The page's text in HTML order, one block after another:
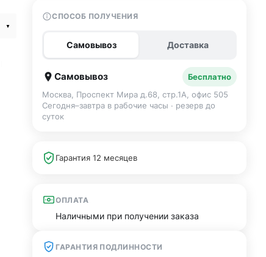
СПОСОБ ПОЛУЧЕНИЯ
Самовывоз Доставка
Самовывоз
Бесплатно
Москва, Проспект Мира д.68, стр.1А, офис 505
Сегодня–завтра в рабочие часы · резерв до
суток
Гарантия 12 месяцев
ОПЛАТА
Наличными при получении заказа
ГАРАНТИЯ ПОДЛИННОСТИ